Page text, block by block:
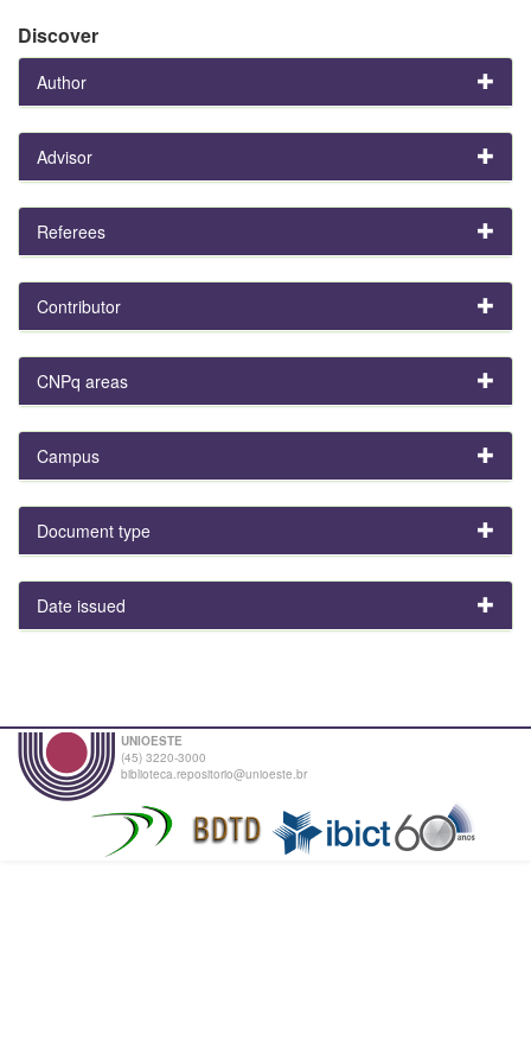
Discover
Author
Advisor
Referees
Contributor
CNPq areas
Campus
Document type
Date issued
UNIOESTE
(45) 3220-3000
biblioteca.repositorio@unioeste.br